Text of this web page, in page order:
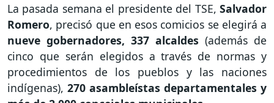
La pasada semana el presidente del TSE, Salvador
Romero, precisó que en esos comicios se elegirá a
nueve gobernadores, 337 alcaldes (además de
cinco que serán elegidos a través de normas y
procedimientos de los pueblos y las naciones
indígenas), 270 asambleístas departamentales y